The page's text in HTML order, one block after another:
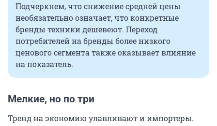
Подчеркнем, что снижение средней цены
необязательно означает, что конкретные
бренды техники дешевеют. Переход
потребителей на бренды более низкого
ценового сегмента также оказывает влияние
на показатель.
Мелкие, но по три
Тренд на экономию улавливают и импортеры.